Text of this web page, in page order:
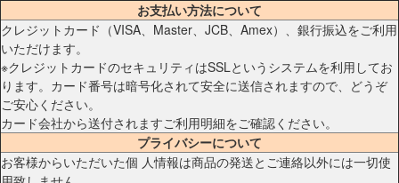
お支払い方法について
クレジットカード（VISA、Master、JCB、Amex）、銀行振込をご利用
いただけます。
※クレジットカードのセキュリティはSSLというシステムを利用してお
ります。カード番号は暗号化されて安全に送信されますので、どうぞ
ご安心ください。
カード会社から送付されますご利用明細をご確認ください。
プライバシーについて
お客様からいただいた個 人情報は商品の発送とご連絡以外には一切使